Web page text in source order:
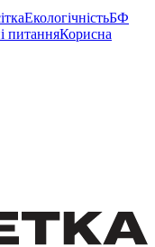
ЕкологічністьБФ
питанняКорисна